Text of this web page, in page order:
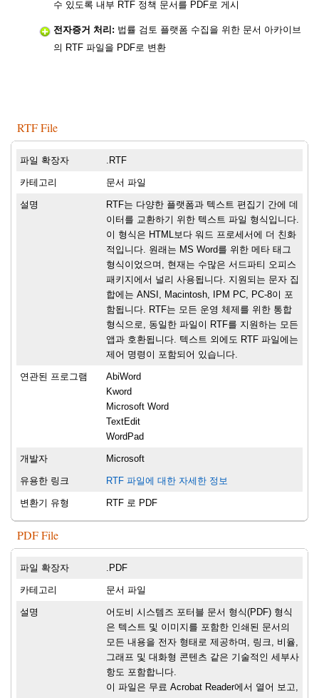
수 있도록 내부 RTF 정책 문서를 PDF로 게시
전자증거 처리: 법률 검토 플랫폼 수집을 위한 문서 아카이브
의 RTF 파일을 PDF로 변환
RTF File
파일 확장자 .RTF
카테고리 문서 파일
설명
RTF는 다양한 플랫폼과 텍스트 편집기 간에 데
이터를 교환하기 위한 텍스트 파일 형식입니다.
이 형식은 HTML보다 워드 프로세서에 더 친화
적입니다. 원래는 MS Word를 위한 메타 태그
형식이었으며, 현재는 수많은 서드파티 오피스
패키지에서 널리 사용됩니다. 지원되는 문자 집
합에는 ANSI, Macintosh, IPM PC, PC-8이 포
함됩니다. RTF는 모든 운영 체제를 위한 통합
형식으로, 동일한 파일이 RTF를 지원하는 모든
앱과 호환됩니다. 텍스트 외에도 RTF 파일에는
제어 명령이 포함되어 있습니다.
연관된 프로그램
AbiWord
Kword
Microsoft Word
TextEdit
WordPad
개발자 Microsoft
유용한 링크 RTF 파일에 대한 자세한 정보
변환기 유형 RTF 로 PDF
PDF File
파일 확장자 .PDF
카테고리 문서 파일
설명
어도비 시스템즈 포터블 문서 형식(PDF) 형식
은 텍스트 및 이미지를 포함한 인쇄된 문서의
모든 내용을 전자 형태로 제공하며, 링크, 비율,
그래프 및 대화형 콘텐츠 같은 기술적인 세부사
항도 포함합니다.
이 파일은 무료 Acrobat Reader에서 열어 보고,